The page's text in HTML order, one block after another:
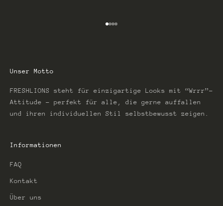
Gehe zu Element 1
Gehe zu Element 2
Gehe zu Element 3
Gehe zu Element 4
Unser Motto
FRESHLIONS steht für einzigartige Looks mit “Wrrr”-
Attitude – perfekt für alle, die gerne auffallen
und ihren individuellen Stil selbstbewusst zeigen.
Informationen
FAQ
Kontakt
Über uns